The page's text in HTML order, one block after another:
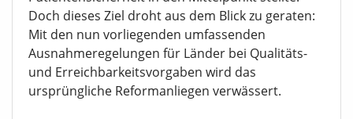
Doch dieses Ziel droht aus dem Blick zu geraten:
Mit den nun vorliegenden umfassenden
Ausnahmeregelungen für Länder bei Qualitäts-
und Erreichbarkeitsvorgaben wird das
ursprüngliche Reformanliegen verwässert.